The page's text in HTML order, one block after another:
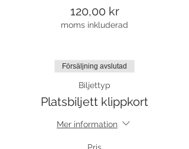
120,00 kr
moms inkluderad
Försäljning avslutad
Biljettyp
Platsbiljett klippkort
Mer information